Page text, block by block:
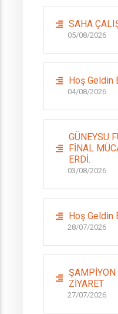
SAHA
05/08/2026
Hoş Geldin
04/08/2026
GÜNEYSU
FİNAL
ERDİ.
03/08/2026
Hoş Geldin
28/07/2026
ŞAMPİYON
ZİYARET
27/07/2026